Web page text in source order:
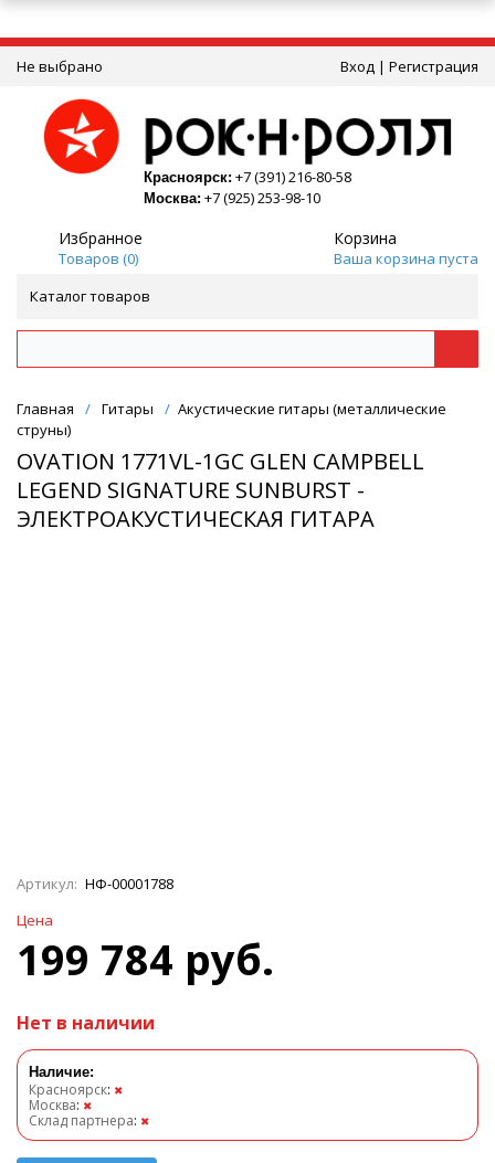
Не выбрано Вход | Регистрация
Красноярск: +7 (391) 216-80-58
Москва: +7 (925) 253-98-10
Избранное
Товаров (0)
Корзина
Ваша корзина пуста
Каталог товаров
Главная / Гитары / Акустические гитары (металлические
струны)
OVATION 1771VL-1GC GLEN CAMPBELL
LEGEND SIGNATURE SUNBURST -
ЭЛЕКТРОАКУСТИЧЕСКАЯ ГИТАРА
Артикул: НФ-00001788
Цена
199 784 руб.
Нет в наличии
Наличие:
Красноярск: ✖
Москва: ✖
Склад партнера: ✖